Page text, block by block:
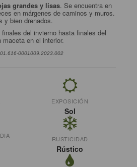
grandes y lisas. Se encuentra en
en márgenes de caminos y muros.
y bien drenados.
del invierno hasta finales del
en el interior.
0001009.2023.002
EXPOSICIÓN
Sol
RUSTICIDAD
Rústico